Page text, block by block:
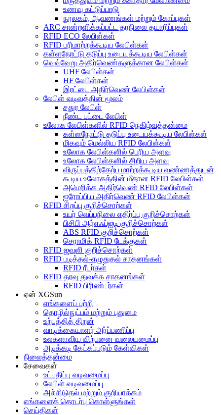
உணவு கட்டுப்பாடு
நூலகம், ஆவணங்கள் மற்றும் கோப்புகள்
ARC சான்றளிக்கப்பட்ட தரநிலை தயாரிப்புகள்
RFID ECO லேபிள்கள்
RFID பரிமாற்றக்கூடிய லேபிள்கள்
கள்ளநோட்டு தடுப்பு உடையக்கூடிய லேபிள்கள்
வெவ்வேறு அதிர்வெண்களுக்கான லேபிள்கள்
UHF லேபிள்கள்
HF லேபிள்கள்
இரட்டை அதிர்வெண் லேபிள்கள்
லேபிள் வடிவத்தின் மூலம்
சதுர லேபிள்
நீண்ட பட்டை லேபிள்
உலோக லேபிள்களில் RFID நெகிழ்வுத்தன்மை
கள்ளநோட்டு தடுப்பு உடையக்கூடிய லேபிள்கள்
மிகவும் மெல்லிய RFID லேபிள்கள்
உலோக லேபிள்களில் பெரிய அளவு
உலோக லேபிள்களில் சிறிய அளவு
விருப்பத்திற்கேற்ப மாற்றக்கூடிய வண்ணத்துடன்
கூடிய உலோகத்தின் மீதான RFID லேபிள்கள்
அமெரிக்க அதிர்வெண் RFID லேபிள்கள்
ஐரோப்பிய அதிர்வெண் RFID லேபிள்கள்
RFID சிறப்பு குறிச்சொற்கள்
உயர் வெப்பநிலை எதிர்ப்பு குறிச்சொற்கள்
பிசிபி ஆர்எஃப்ஐடி குறிச்சொற்கள்
ABS RFID குறிச்சொற்கள்
செராமிக் RFID டேக்குகள்
RFID ஜவுளி குறிச்சொற்கள்
RFID படித்தல்-எழுதுதல் சாதனங்கள்
RFID ரீடர்கள்
RFID தரவு துவக்க சாதனங்கள்
RFID பிரிண்டர்கள்
ஏன் XGSun
எங்களைப் பற்றி
தொழில்நுட்பம் மற்றும் புதுமை
உற்பத்தித் திறன்
வாடிக்கையாளர் அர்ப்பணிப்பு
உலகளாவிய விற்பனை வலையமைப்பு
அடிக்கடி கேட்கப்படும் கேள்விகள்
நிலைத்தன்மை
சேவைகள்
உட்பதிப்பு வடிவமைப்பு
லேபிள் வடிவமைப்பு
அச்சிடுதல் மற்றும் குறியாக்கம்
எங்களைத் தொடர்பு கொள்ளுங்கள்
செய்திகள்